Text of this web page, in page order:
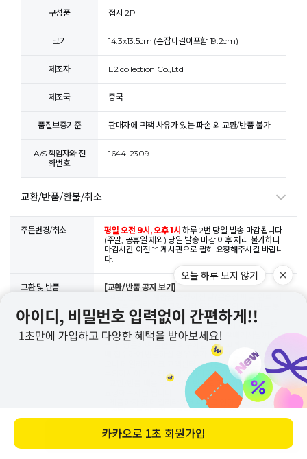
바로 구매하기
구성품 접시 2P
크기 14.3x13.5cm (손잡이길이포함 19.2cm)
제조자 E2 collection Co.,Ltd
제조국 중국
품질보증기준 판매자에 귀책 사유가 있는 파손 외 교환/반품 불가
A/S 책임자와 전
화번호
1644-2309
교환/반품/환불/취소
주문변경/취소 평일 오전 9시, 오후 1시하루 2번 당일 발송 마감됩니다.
(주말, 공휴일 제외) 당일 발송 마감 이후 처리 불가하니
마감시간 이전 1:1 게시판으로 필히 요청해주시길 바랍니
다.
교환 및 반품
[교환/반품 공지 보기]
준)로부터 7일 이내 고객센터 또는 1:1 문의 게시판을 통
해 반품 의사를 밝혀주셔야 합니다.
- 교환/반품 요청 시 데일리라이크 측에서 CJ대한통운
택배로 회수 택배 접수를 도와드리며, 택배기사님께서 연
락 후 방문하여 물품을 회수하십니다. 고객님 임의로 택
배 접수하여 반송하실 경우 추가 비용이 발생할 수 있사
오니 데일리라이크 고객센터나 1:1 문의 게시판으로 먼저
문의하시어 직원의 안내에 따라주시기 바랍니다.
- 교환/반품 배송 및 수거지 변경도 가능하니 접수 당시
- 제품하자 및 데일리라이크 과실로 인한 교환/반품 발생
임비 동봉 시 분실될 우려가 있기에 이 경우 운임비 별도
입금 or 환불되는 금액에서 공제 가능합니다. (운임 발생
기준, 아래 내용 참고)
오늘 하루 보지 않기